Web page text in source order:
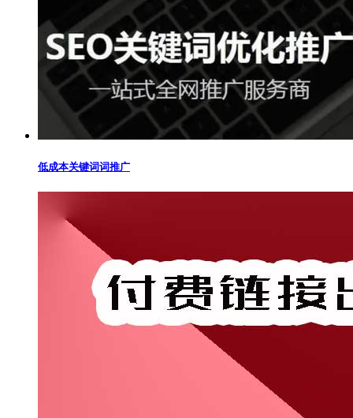
低成本关键词词推广